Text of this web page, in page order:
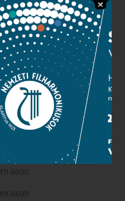
Marcell u. 1. (Müpa)
6600
411-6699